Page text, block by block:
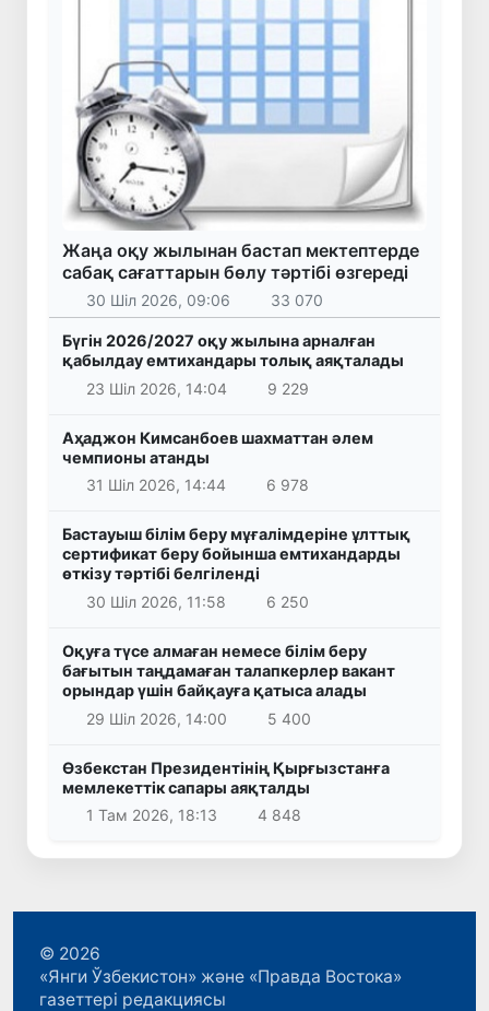
Жаңа оқу жылынан бастап мектептерде
сабақ сағаттарын бөлу тәртібі өзгереді
30 Шіл 2026, 09:06 33 070
Бүгін 2026/2027 оқу жылына арналған
қабылдау емтихандары толық аяқталады
23 Шіл 2026, 14:04
9 229
Аҳаджон Кимсанбоев шахматтан әлем
чемпионы атанды
31 Шіл 2026, 14:44
6 978
Бастауыш білім беру мұғалімдеріне ұлттық
сертификат беру бойынша емтихандарды
өткізу тәртібі белгіленді
30 Шіл 2026, 11:58
6 250
Оқуға түсе алмаған немесе білім беру
бағытын таңдамаған талапкерлер вакант
орындар үшін байқауға қатыса алады
29 Шіл 2026, 14:00
5 400
Өзбекстан Президентінің Қырғызстанға
мемлекеттік сапары аяқталды
1 Там 2026, 18:13
4 848
© 2026
«Янги Ўзбекистон» және «Правда Востока»
газеттері редакциясы